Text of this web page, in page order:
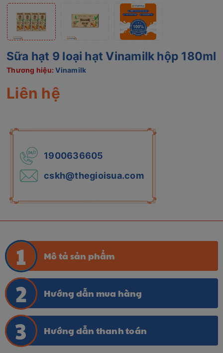
Sữa hạt 9 loại hạt Vinamilk hộp 180ml
Thương hiệu:Vinamilk
Liên hệ
1900636605
cskh@thegioisua.com
Mô tả sản phẩm
Hướng dẫn mua hàng
Hướng dẫn thanh toán